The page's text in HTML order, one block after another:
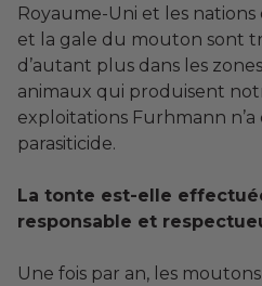
Royaume-Uni et les nations
et la gale du mouton sont
d’autant plus dans les
animaux qui produisent
exploitations Furhmann
parasiticide.
La tonte est-elle
responsable et
Une fois par an, les